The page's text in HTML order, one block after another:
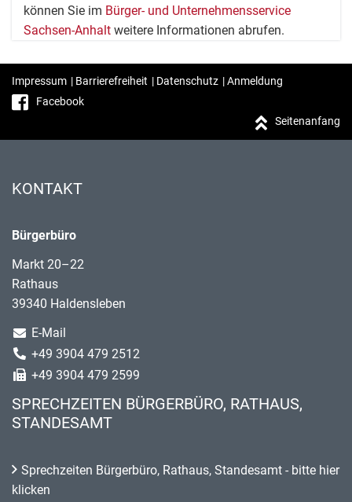
können Sie im Bürger- und Unternehmensservice
Sachsen-Anhalt weitere Informationen abrufen.
Impressum | Barrierefreiheit | Datenschutz |Anmeldung
Facebook
Seitenanfang
KONTAKT
Bürgerbüro
Markt 20–22
Rathaus
39340 Haldensleben
E-Mail
+49 3904 479 2512
+49 3904 479 2599
SPRECHZEITEN BÜRGERBÜRO, RATHAUS,
STANDESAMT
Sprechzeiten Bürgerbüro, Rathaus, Standesamt - bitte hier
klicken